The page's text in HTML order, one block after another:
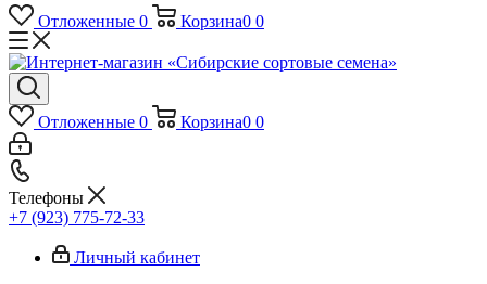
Отложенные 0 Корзина0 0
Отложенные 0 Корзина0 0
Телефоны
+7 (923) 775-72-33
Личный кабинет